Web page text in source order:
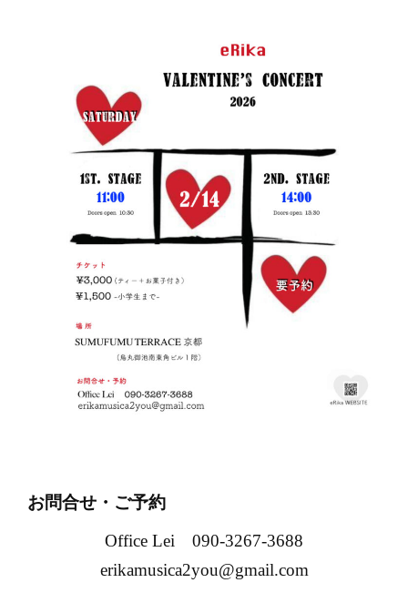
お問合せ・ご予約
Office Lei 090-3267-3688
erikamusica2you@gmail.com